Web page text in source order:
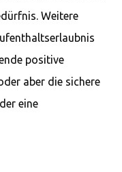
Weitere
positive
aber die sichere
eine